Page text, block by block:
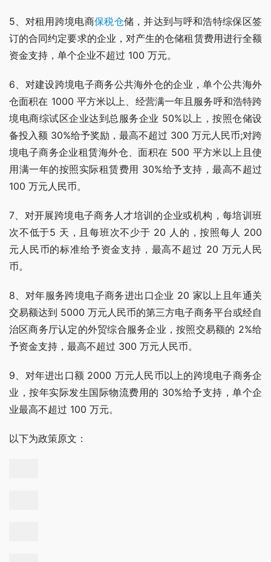
5、对租用跨境电商保税仓储，并达到与呼和浩特综保区签
订的合同约定要求的企业，对产生的仓储租赁费用进行全额
资金支持，单个企业不超过 100 万元。
6、对建设跨境电子商务公共海外仓的企业，单个公共海外
仓面积在 1000 平方米以上、经营满一年且服务呼和浩特跨
境电商综试区企业达到总服务企业 50%以上，按照仓储设
备投入额 30%给予奖励，最高不超过 300 万元人民币;对跨
境电子商务企业租赁海外仓、面积在 500 平方米以上且使
用满一年的按照实际租赁费用 30%给予支持，最高不超过
100 万元人民币。
7、对开展跨境电子商务人才培训的企业或机构，每培训班
次不低于5 天，且每班次不少于 20 人的，按照每人 200
元人民币的标准给予资金支持，最高不超过 20 万元人民
币。
8、对年服务跨境电子商务进出口企业 20 家以上且年通关
交易额达到 5000 万元人民币的第三方电子商务平台或经自
治区商务厅认定的外贸综合服务企业，按照交易额的 2%给
予资金支持，最高不超过 300 万元人民币。
9、对年进出口额 2000 万元人民币以上的跨境电子商务企
业，按年实际发生国际物流费用的 30%给予支持，单个企
业最高不超过 100 万元。
以下为政策原文：